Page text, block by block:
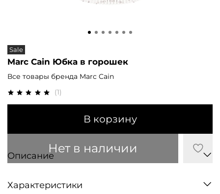
Sale
(1)
Marc Cain Юбка в горошек
Все товары бренда Marc Cain
В корзину
Нет в наличии
Описание
Характеристики